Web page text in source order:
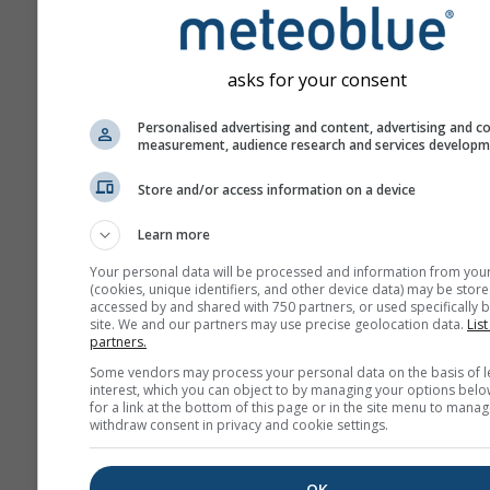
in tutto il mondo. meteoblue
assume responsabilità
all'effettivo contenuto o alla
essere segnalati attraverso il
Modulo di feedbacke
alle istanze appropriate.
meteoMail -
Arquata del Tronto
Ricevi avvisi meteo via e-mail
asks for your consent
Personalised advertising and content, advertising and
measurement, audience research and services
Store and/or access information on a device
Learn more
Your personal data will be processed and information from
(cookies, unique identifiers, and other device data) may be
accessed by and shared with 750 partners, or used specifically
site. We and our partners may use precise geolocation data.
partners.
Some vendors may process your personal data on the basis of
interest, which you can object to by managing your options
for a link at the bottom of this page or in the site menu to
withdraw consent in privacy and cookie settings.